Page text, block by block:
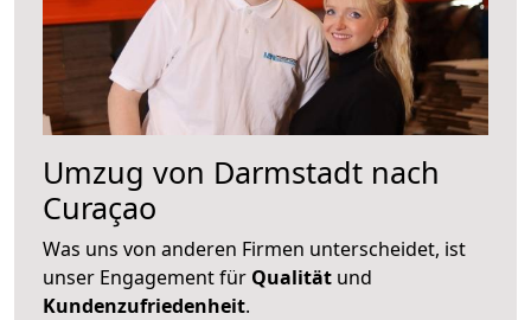
Umzug von Darmstadt nach
Curaçao
Was uns von anderen Firmen unterscheidet, ist
unser Engagement für Qualität und
Kundenzufriedenheit.